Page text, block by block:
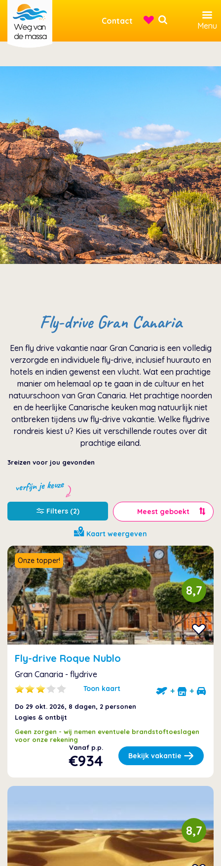
Contact Menu
Fly-drive Gran Canaria
Een fly drive vakantie naar Gran Canaria is een volledig
verzorgde en individuele fly-drive, inclusief huurauto en
hotels en indien gewenst een vlucht. Wat een prachtige
manier om helemaal op te gaan in de cultuur en het
natuurschoon van Gran Canaria. Het prachtige noorden
en de heerlijke Canarische keuken mag natuurlijk niet
ontbreken tijdens uw fly-drive vakantie. Welke flydrive
rondreis kiest u? Kies uit verschillende routes over dit
prachtige eiland.
3reizen voor jou gevonden
verfijn je keuze
Filters (2)
Kaart weergeven
Onze topper!
8,7
Fly-drive Roque Nublo
Gran Canaria - flydrive
Toon kaart + +
Do 29 okt. 2026, 8 dagen, 2 personen
Logies & ontbijt
Geen zorgen - wij nemen eventuele brandstoftoeslagen
voor onze rekening
Vanaf p.p.
€934 Bekijk vakantie
8,7